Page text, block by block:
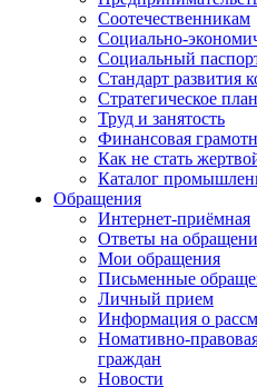
Соотечественникам
Социально-
Социальный
Стандарт развития
Стратегическое
Труд и занятость
Финансовая
Как не стать
Каталог
Обращения
Интернет-приёмная
Ответы на
Мои обращения
Письменные
Личный прием
Информация о
Номативно-
граждан
Новости